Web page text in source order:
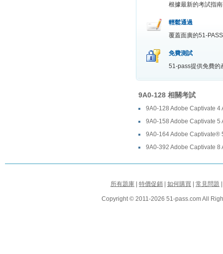
根據最新的考試指
輕鬆通過
覆蓋面廣的51-
免費測試
51-pass提供免費的
9A0-128 相關考試
9A0-128 Adobe Captivate 4
9A0-158 Adobe Captivate 5
9A0-164 Adobe Captivate®
9A0-392 Adobe Captivate 8
所有題庫 | 特價促銷 | 如何購買 | 常見問題
Copyright © 2011-2026 51-pass.com All